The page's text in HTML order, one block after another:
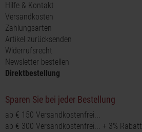
Hilfe & Kontakt
Versandkosten
Zahlungsarten
Artikel zurücksenden
Widerrufsrecht
Newsletter bestellen
Direktbestellung
Sparen Sie bei jeder Bestellung
ab € 150 Versandkostenfrei...
ab € 300 Versandkostenfrei... + 3% Rabatt